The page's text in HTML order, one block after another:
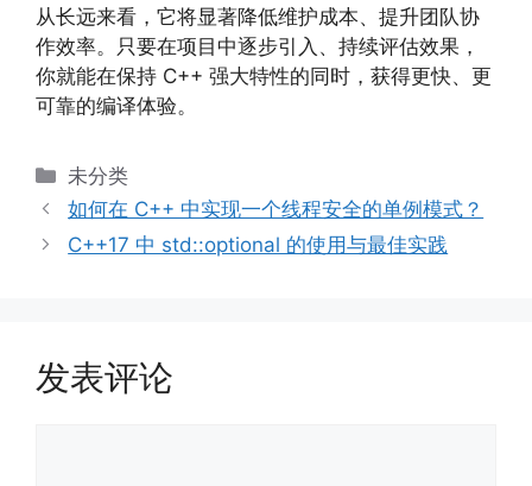
从长远来看，它将显著降低维护成本、提升团队协
作效率。只要在项目中逐步引入、持续评估效果，
你就能在保持 C++ 强大特性的同时，获得更快、更
可靠的编译体验。
分
类
未分类
如何在 C++ 中实现一个线程安全的单例模式？
C++17 中 std::optional 的使用与最佳实践
发表评论